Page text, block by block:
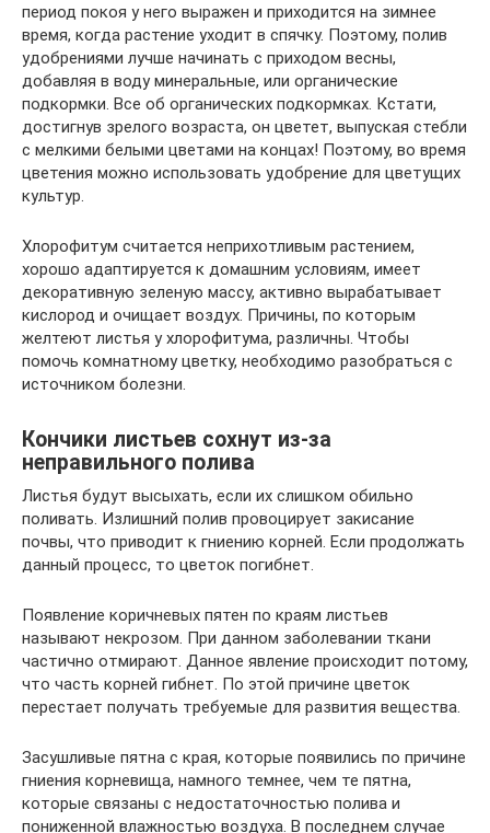
период покоя у него выражен и приходится на зимнее
время, когда растение уходит в спячку. Поэтому, полив
удобрениями лучше начинать с приходом весны,
добавляя в воду минеральные, или органические
подкормки. Все об органических подкормках. Кстати,
достигнув зрелого возраста, он цветет, выпуская стебли
с мелкими белыми цветами на концах! Поэтому, во время
цветения можно использовать удобрение для цветущих
культур.
Хлорофитум считается неприхотливым растением,
хорошо адаптируется к домашним условиям, имеет
декоративную зеленую массу, активно вырабатывает
кислород и очищает воздух. Причины, по которым
желтеют листья у хлорофитума, различны. Чтобы
помочь комнатному цветку, необходимо разобраться с
источником болезни.
Кончики листьев сохнут из-за
неправильного полива
Листья будут высыхать, если их слишком обильно
поливать. Излишний полив провоцирует закисание
почвы, что приводит к гниению корней. Если продолжать
данный процесс, то цветок погибнет.
Появление коричневых пятен по краям листьев
называют некрозом. При данном заболевании ткани
частично отмирают. Данное явление происходит потому,
что часть корней гибнет. По этой причине цветок
перестает получать требуемые для развития вещества.
Засушливые пятна с края, которые появились по причине
гниения корневища, намного темнее, чем те пятна,
которые связаны с недостаточностью полива и
пониженной влажностью воздуха. В последнем случае